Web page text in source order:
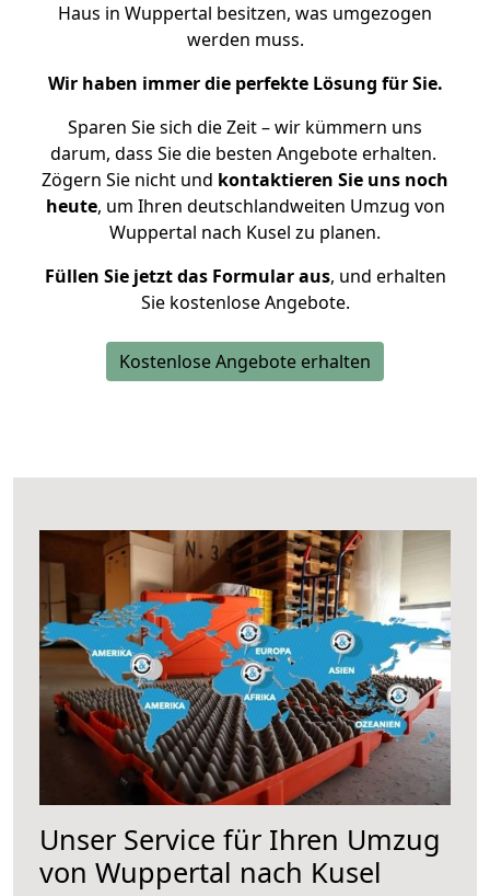
Haus in Wuppertal besitzen, was umgezogen
werden muss.
Wir haben immer die perfekte Lösung für Sie.
Sparen Sie sich die Zeit – wir kümmern uns
darum, dass Sie die besten Angebote erhalten.
Zögern Sie nicht und kontaktieren Sie uns noch
heute, um Ihren deutschlandweiten Umzug von
Wuppertal nach Kusel zu planen.
Füllen Sie jetzt das Formular aus, und erhalten
Sie kostenlose Angebote.
Kostenlose Angebote erhalten
Unser Service für Ihren Umzug
von Wuppertal nach Kusel